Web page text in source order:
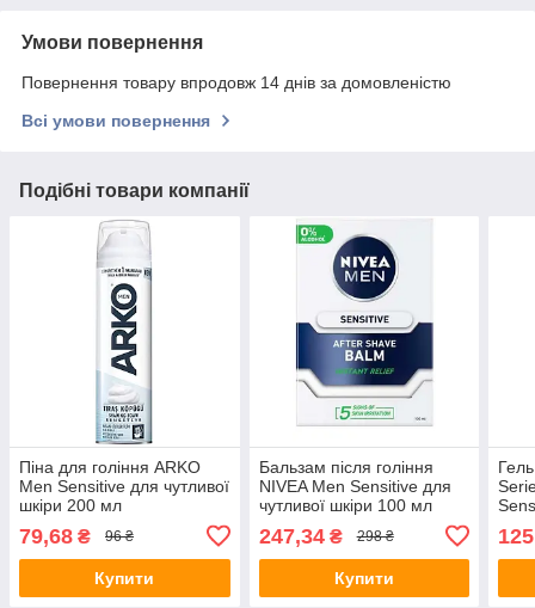
Умови повернення
Повернення товару впродовж 14 днів за домовленістю
Всі умови повернення
Подібні товари компанії
Піна для гоління ARKO
Men Sensitive для чутливої
шкіри 200 мл
79,68 ₴ 96 ₴
Купити
Бальзам після гоління
NIVEA Men Sensitive для
чутливої шкіри 100 мл
247,34₴ 298 ₴
Купити